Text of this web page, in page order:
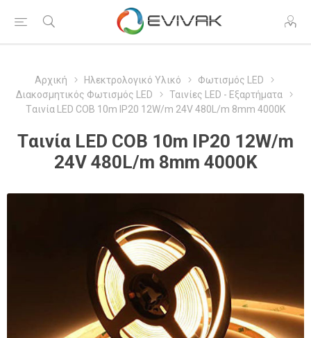
Αρχική Ηλεκτρολογικό Υλικό
Φωτισμός LED
Διακοσμητικός Φωτισμός LED
Ταινίες LED - Εξαρτήματα
Tαινία LED COB 10m IP20 12W/m 24V 480L/m 8mm 4000K
Tαινία LED COB 10m IP20 12W/m
24V 480L/m 8mm 4000K